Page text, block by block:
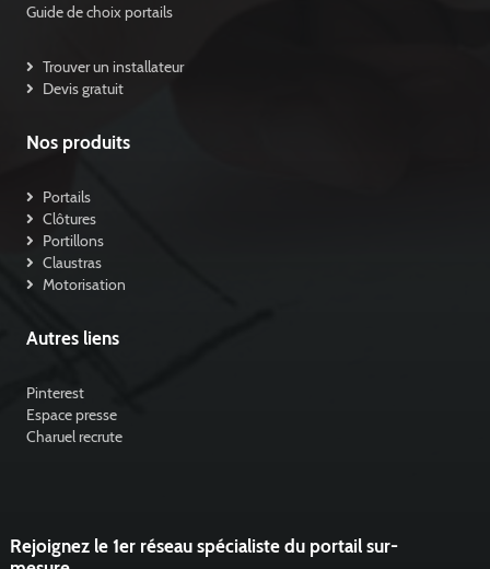
Guide de choix portails
Trouver un installateur
Devis gratuit
Nos produits
Portails
Clôtures
Portillons
Claustras
Motorisation
Autres liens
Pinterest
Espace presse
Charuel recrute
Rejoignez le 1er réseau spécialiste du portail sur-